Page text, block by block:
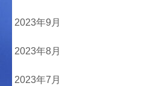
2023年9月
2023年8月
2023年7月